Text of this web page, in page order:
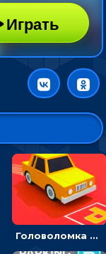
Играть
Головоломка Парк-стоянка: рисовать линии, чтобы парковать машины